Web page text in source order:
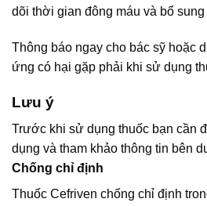
dõi thời gian đông máu và bổ sung
Thông báo ngay cho bác sỹ hoặc
ứng có hại gặp phải khi sử dụng
Lưu ý
Trước khi sử dụng thuốc bạn cần
dụng và tham khảo thông tin bên
Chống chỉ định
Thuốc Cefriven chống chỉ định